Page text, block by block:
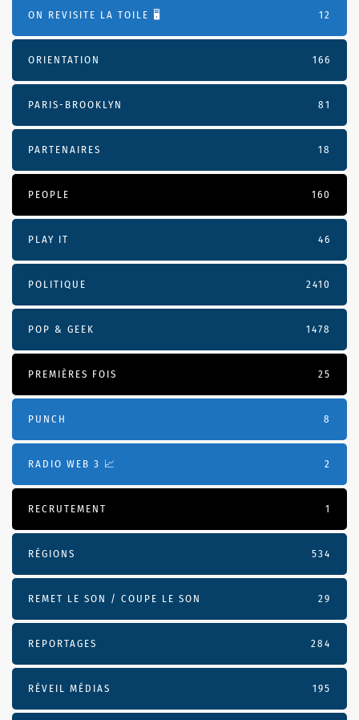
ON REVISITE LA TOILE 🖥️ 12
ORIENTATION 166
PARIS-BROOKLYN 81
PARTENAIRES 18
PEOPLE 160
PLAY IT 46
POLITIQUE 2410
POP & GEEK 1478
PREMIÈRES FOIS 25
PUNCH 8
RADIO WEB 3 📈 2
RECRUTEMENT 1
RÉGIONS 534
REMET LE SON / COUPE LE SON 29
REPORTAGES 284
RÉVEIL MÉDIAS 195